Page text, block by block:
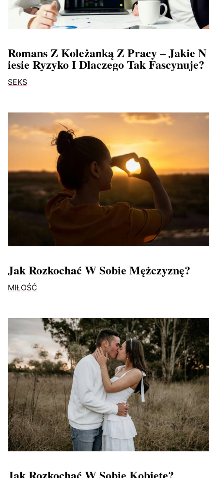
Romans Z Koleżanką Z Pracy – Jakie N
Iesie Ryzyko I Dlaczego Tak Fascynuje?
SEKS
Jak Rozkochać W Sobie Mężczyznę?
MIŁOŚĆ